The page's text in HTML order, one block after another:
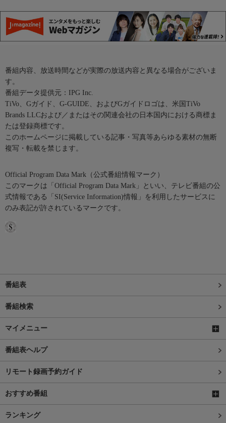
番組内容、放送時間などが実際の放送内容と異なる場合がございま
す。
番組データ提供元：IPG Inc.
TiVo、Gガイド、G-GUIDE、およびGガイドロゴは、米国TiVo
Brands LLCおよび／またはその関連会社の日本国内における商標ま
たは登録商標です。
このホームページに掲載している記事・写真等あらゆる素材の無断
複写・転載を禁じます。
Official Program Data Mark（公式番組情報マーク）
このマークは「Official Program Data Mark」といい、テレビ番組の公
式情報である「SI(Service Information)情報」を利用したサービスに
のみ表記が許されているマークです。
番組表
番組検索
マイメニュー
番組表ヘルプ
リモート録画予約ガイド
おすすめ番組
ランキング